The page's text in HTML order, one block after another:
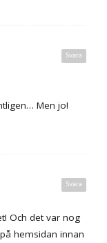
Svara
Men jo!
Svara
Och det var nog
hemsidan innan